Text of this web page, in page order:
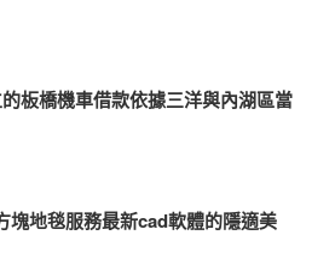
板橋機車借款依據三洋與內湖區當
塊地毯服務最新cad軟體的隱適美